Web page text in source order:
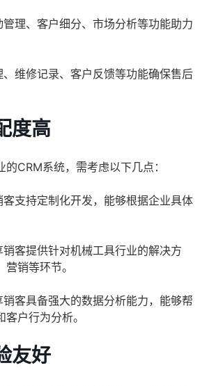
管理、客户细分、市场分析等功能助力
、维修记录、客户反馈等功能确保售后
度高
CRM系统，需考虑以下几点：
客支持定制化开发，能够根据企业具体
销客提供针对机械工具行业的解决方
销等环节。
销客具备强大的数据分析能力，能够帮
户行为分析。
友好